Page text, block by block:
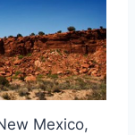
Mexico,